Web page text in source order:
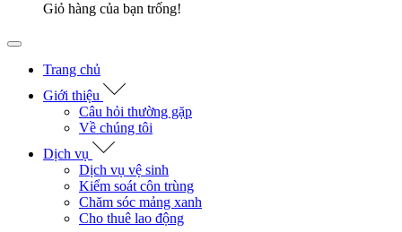
Giỏ hàng của bạn trống!
Trang chủ
Giới thiệu
Câu hỏi thường gặp
Về chúng tôi
Dịch vụ
Dịch vụ vệ sinh
Kiểm soát côn trùng
Chăm sóc mảng xanh
Cho thuê lao động